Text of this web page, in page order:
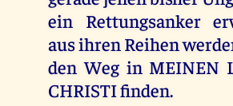
ein Rettungsanker
aus ihren Reihen
den Weg in MEINEN
CHRISTI finden.